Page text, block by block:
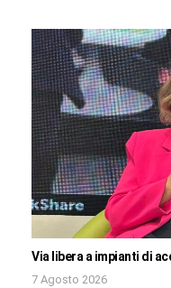
Via libera a impianti di
7 Agosto 2026